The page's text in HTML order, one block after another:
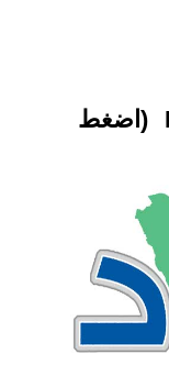
الاصدارات السابقة PDF (اضغط